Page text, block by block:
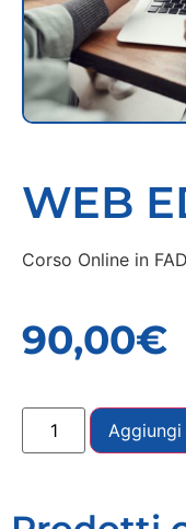
WEB
Corso Online in FAD
90,00€